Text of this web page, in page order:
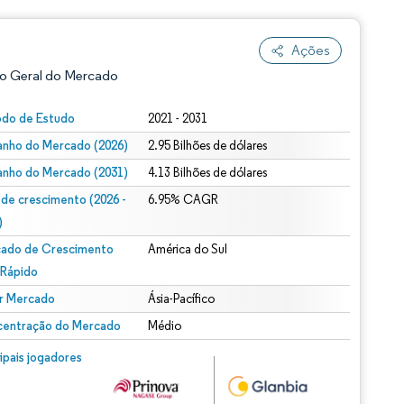
Ações
Geral do Mercado
de Estudo 2021 - 2031
do Mercado (2026) 2.95 Bilhões de dólares
do Mercado (2031) 4.13 Bilhões de dólares
de crescimento (2026 -
6.95% CAGR
de Crescimento
América do Sul
Mercado Ásia-Pacífico
do Mercado Médio
jogadores
© Mordor Intelligence. O reuso requer atribuição conforme CC BY 4.0.
conforme CC BY 4.0.